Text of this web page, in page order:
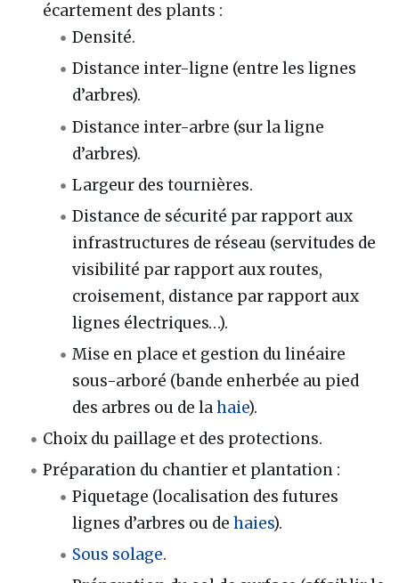
écartement des plants :
Densité.
Distance inter-ligne (entre les lignes
d’arbres).
Distance inter-arbre (sur la ligne
d’arbres).
Largeur des tournières.
Distance de sécurité par rapport aux
infrastructures de réseau (servitudes de
visibilité par rapport aux routes,
croisement, distance par rapport aux
lignes électriques…).
Mise en place et gestion du linéaire
sous-arboré (bande enherbée au pied
des arbres ou de lahaie).
Choix du paillage et des protections.
Préparation du chantier et plantation :
Piquetage (localisation des futures
lignes d’arbres ou dehaies).
Sous solage.